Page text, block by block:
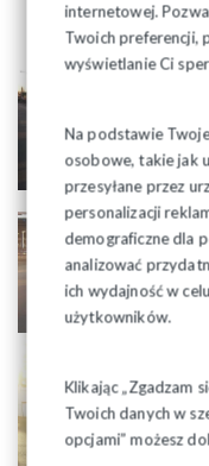
internetowej.
Twoich preferencji,
wyświetlanie Ci
Na podstawie
osobowe, takie jak
przesyłane przez
personalizacji
demograficzne dla
analizować
ich wydajność w
użytkowników.
Klikając „Zgadzam
Twoich danych w
opcjami” możesz